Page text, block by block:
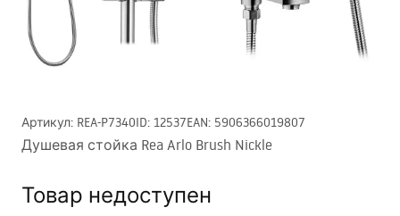
Артикул: REA-P7340ID: 12537EAN: 5906366019807
Душевая стойка Rea Arlo Brush Nickle
Товар недоступен